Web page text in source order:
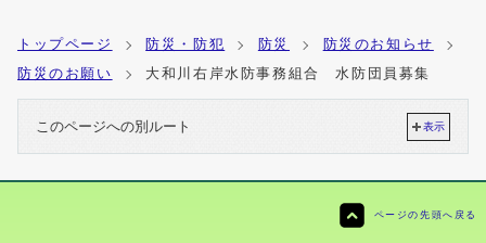
トップページ 防災・防犯 防災
防災のお知らせ
防災のお願い
大和川右岸水防事務組合 水防団員募集
このページへの別ルート 表示
ページの先頭へ戻る